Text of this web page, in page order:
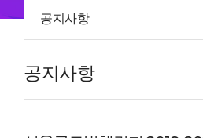
공지사항
공지사항